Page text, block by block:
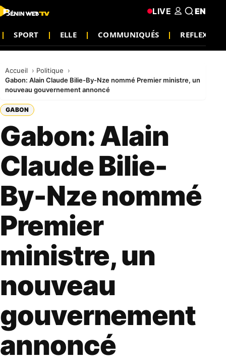
SPORT ELLE COMMUNIQUÉS REFLEXION
LIVE EN
Accueil
Politique
Gabon: Alain Claude Bilie-By-Nze nommé Premier ministre, un
nouveau gouvernement annoncé
GABON
Gabon: Alain
Claude Bilie-
By-Nze nommé
Premier
ministre, un
nouveau
gouvernement
annoncé